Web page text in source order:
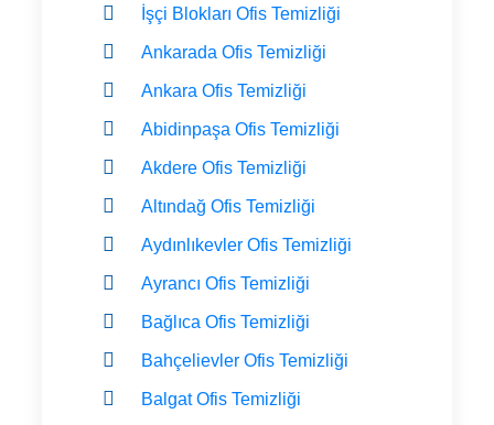
İşçi Blokları Ofis Temizliği
Ankarada Ofis Temizliği
Ankara Ofis Temizliği
Abidinpaşa Ofis Temizliği
Akdere Ofis Temizliği
Altındağ Ofis Temizliği
Aydınlıkevler Ofis Temizliği
Ayrancı Ofis Temizliği
Bağlıca Ofis Temizliği
Bahçelievler Ofis Temizliği
Balgat Ofis Temizliği